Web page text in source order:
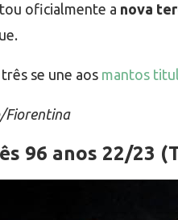
oficialmente a nova
se une aos mantos
Fiorentina
96 anos 22/23